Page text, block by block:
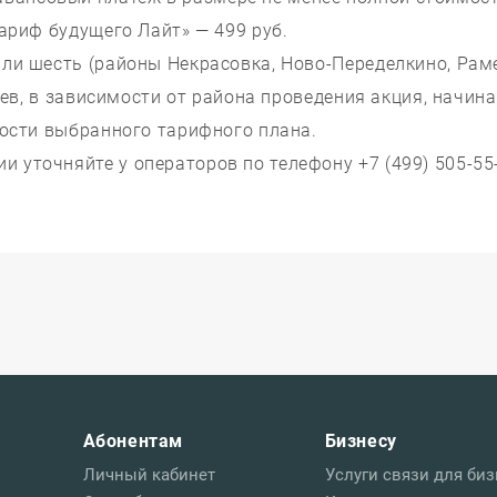
будущего Лайт» — 499 руб.
шесть (районы Некрасовка, Ново-Переделкино,
в зависимости от района проведения акция,
выбранного тарифного плана.
уточняйте у операторов по телефону +7 (499) 505-
Абонентам
Личный кабинет
Бизнесу
Услуги связи для